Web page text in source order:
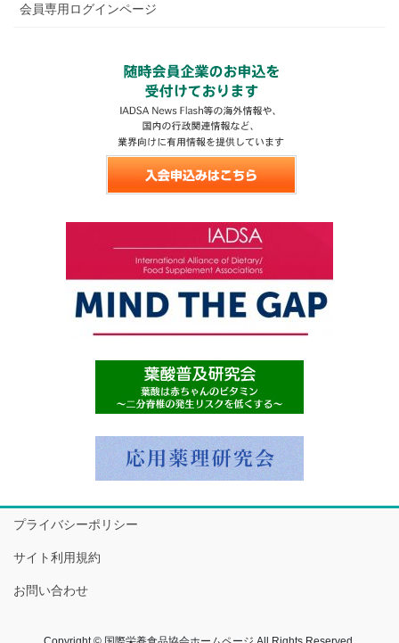
会員専用ログインページ
プライバシーポリシー
サイト利用規約
お問い合わせ